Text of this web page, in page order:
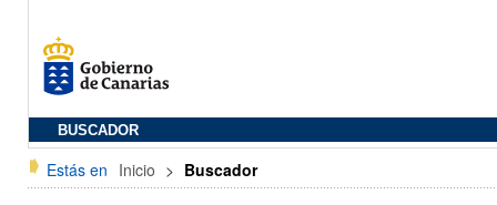
BUSCADOR
Estás en Inicio > Buscador